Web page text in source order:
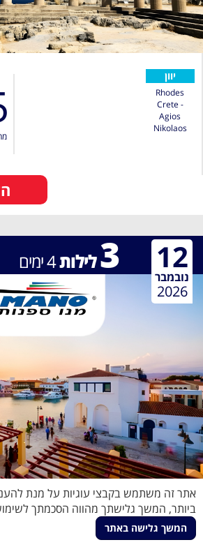
יוון
Rhodes
Crete -
Agios
Nikolaos
3לילות4ימים 12
נובמבר
2026
קפריסין
אתר זה משתמש בקבצי עוגיות על מנת
ביותר, המשך גלישתך מהווה הסכמתך
המשך גלישה באתר